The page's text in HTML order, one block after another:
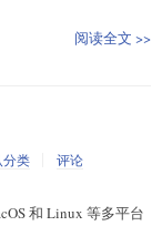
阅读全文 >>
分类 评论
和 Linux 等多平台